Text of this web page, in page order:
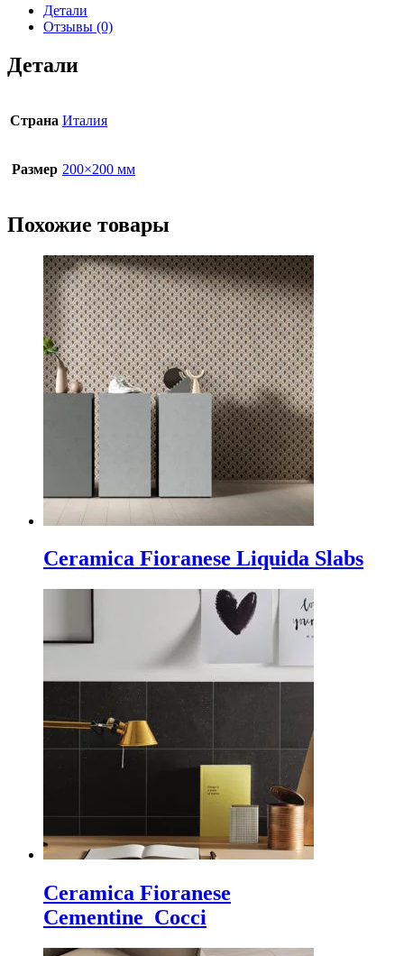
Детали
Отзывы (0)
Детали
Страна Италия
Размер 200×200 мм
Похожие товары
Ceramica Fioranese Liquida Slabs
Ceramica Fioranese
Cementine_Cocci